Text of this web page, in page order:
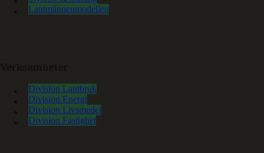
Lantmännenmodellen
Division Lantbruk
Division Energi
Division Livsmedel
Division Fastighet